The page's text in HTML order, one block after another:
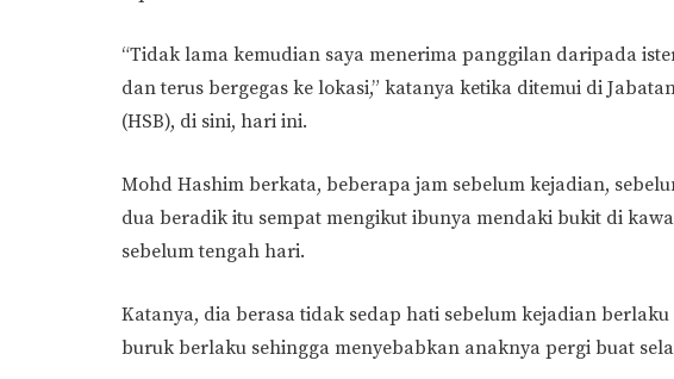
“Tidak lama kemudian saya menerima panggilan daripada
dan terus bergegas ke lokasi,” katanya ketika ditemui di
(HSB), di sini, hari ini.
Mohd Hashim berkata, beberapa jam sebelum kejadian,
dua beradik itu sempat mengikut ibunya mendaki bukit di
sebelum tengah hari.
Katanya, dia berasa tidak sedap hati sebelum kejadian
buruk berlaku sehingga menyebabkan anaknya pergi buat